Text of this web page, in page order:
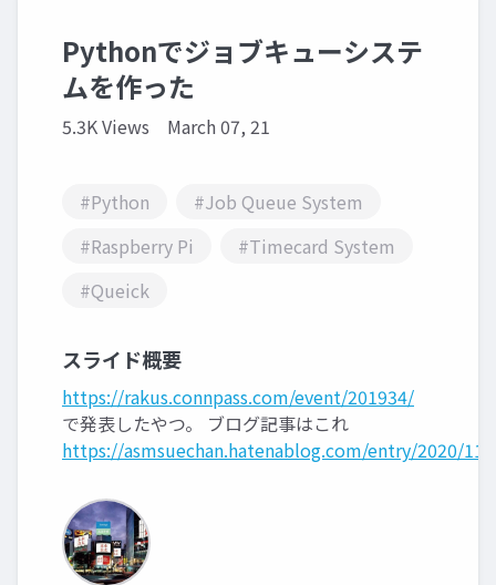
Pythonでジョブキューシステ
ムを作った
5.3K Views March 07, 21
#Python
#Job Queue System
#Raspberry Pi
#Timecard System
#Queick
スライド概要
https://rakus.connpass.com/event/201934/
で発表したやつ。 ブログ記事はこれ
https://asmsuechan.hatenablog.com/entry/2020/11/